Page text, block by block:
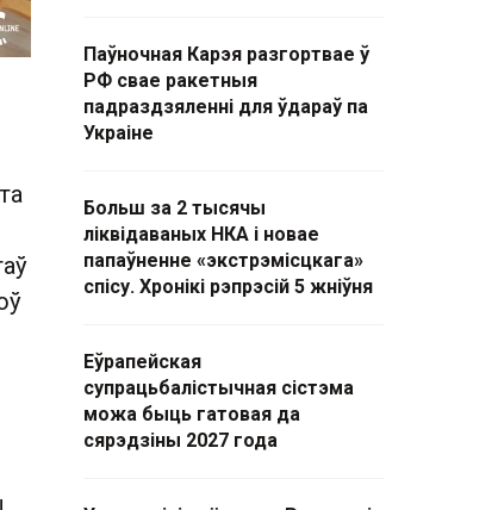
Паўночная Карэя разгортвае ў
РФ свае ракетныя
падраздзяленні для ўдараў па
Украіне
Больш за 2 тысячы
ліквідаваных НКА і новае
папаўненне «экстрэмісцкага»
спісу. Хронікі рэпрэсій 5 жніўня
Еўрапейская
супрацьбалістычная сістэма
можа быць гатовая да
сярэдзіны 2027 года